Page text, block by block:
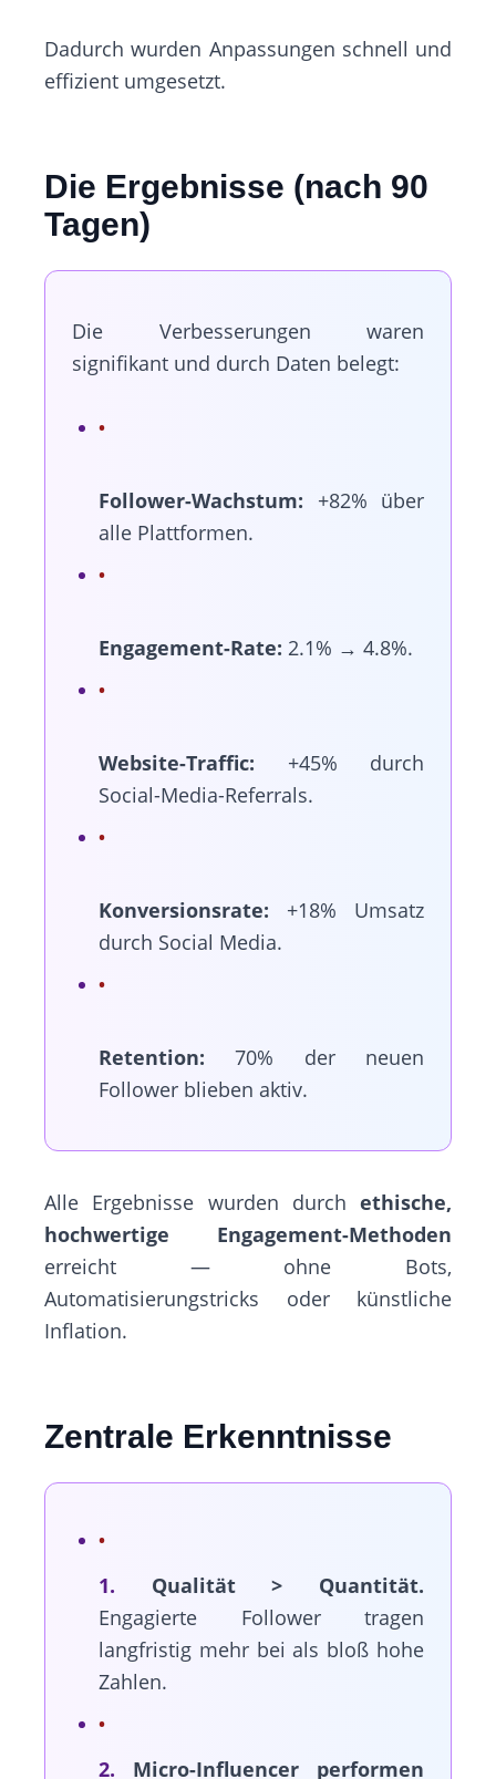
Dadurch wurden Anpassungen schnell und
effizient umgesetzt.
Die Ergebnisse (nach 90
Tagen)
Die Verbesserungen waren
signifikant und durch Daten belegt:
Follower-Wachstum: +82% über
alle Plattformen.
Engagement-Rate: 2.1% → 4.8%.
Website-Traffic: +45% durch
Social-Media-Referrals.
Konversionsrate: +18% Umsatz
durch Social Media.
Retention: 70% der neuen
Follower blieben aktiv.
Alle Ergebnisse wurden durch ethische,
hochwertige Engagement-Methoden
erreicht — ohne Bots,
Automatisierungstricks oder künstliche
Inflation.
Zentrale Erkenntnisse
1. Qualität > Quantität.
Engagierte Follower tragen
langfristig mehr bei als bloß hohe
Zahlen.
2. Micro-Influencer performen